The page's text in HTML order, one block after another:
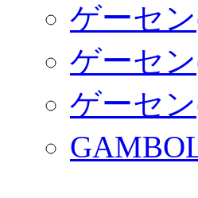
ゲーセ
ゲーセ
ゲーセ